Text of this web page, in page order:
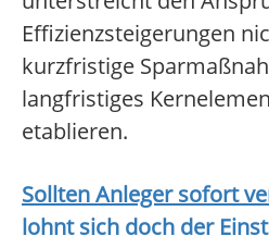
Effizienzsteigerungen
kurzfristige
langfristiges
etablieren.
Sollten Anleger sofort
lohnt sich doch der